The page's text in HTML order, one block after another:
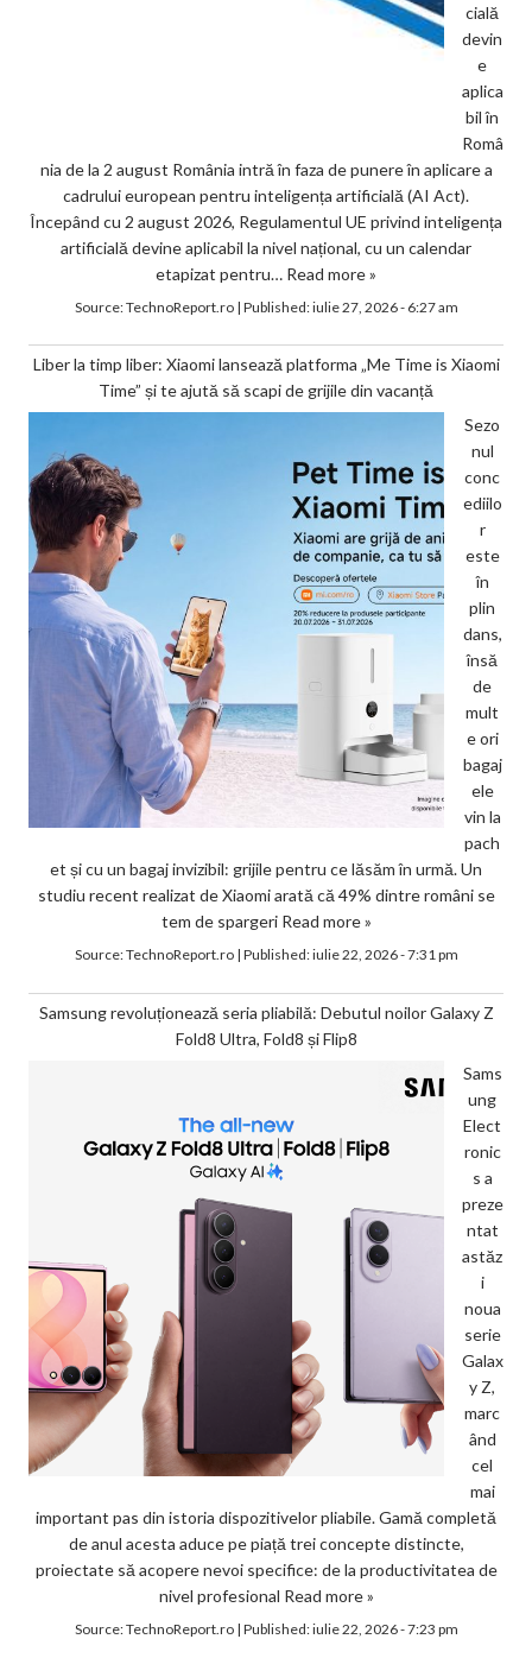
cială
devin
e
aplica
bil în
Româ
nia de la 2 august România intră în faza de punere în aplicare a
cadrului european pentru inteligența artificială (AI Act).
Începând cu 2 august 2026, Regulamentul UE privind inteligența
artificială devine aplicabil la nivel național, cu un calendar
etapizat pentru… Read more »
Source:TechnoReport.ro| Published:iulie 27, 2026 - 6:27 am
Liber la timp liber: Xiaomi lansează platforma „Me Time is Xiaomi
Time” și te ajută să scapi de grijile din vacanță
Sezo
nul
conc
ediilo
r
este
în
plin
dans,
însă
de
mult
e ori
bagaj
ele
vin la
pach
et și cu un bagaj invizibil: grijile pentru ce lăsăm în urmă. Un
studiu recent realizat de Xiaomi arată că 49% dintre români se
tem de spargeri Read more »
Source:TechnoReport.ro| Published:iulie 22, 2026 - 7:31 pm
Samsung revoluționează seria pliabilă: Debutul noilor Galaxy Z
Fold8 Ultra, Fold8 și Flip8
Sams
ung
Elect
ronic
s a
preze
ntat
astăz
i
noua
serie
Galax
y Z,
marc
ând
cel
mai
important pas din istoria dispozitivelor pliabile. Gamă completă
de anul acesta aduce pe piață trei concepte distincte,
proiectate să acopere nevoi specifice: de la productivitatea de
nivel profesional Read more »
Source:TechnoReport.ro| Published:iulie 22, 2026 - 7:23 pm